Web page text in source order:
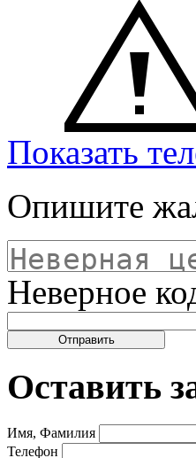
Показать
Опишите
Неверное
Оставить
Имя, Фамилия
Телефон